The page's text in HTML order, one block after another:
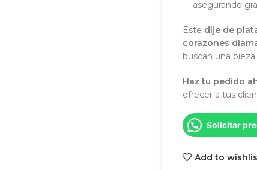
asegurando
Este dije de
corazones
buscan una
Haz tu pedido
ofrecer a tus
Solicitar
Add to